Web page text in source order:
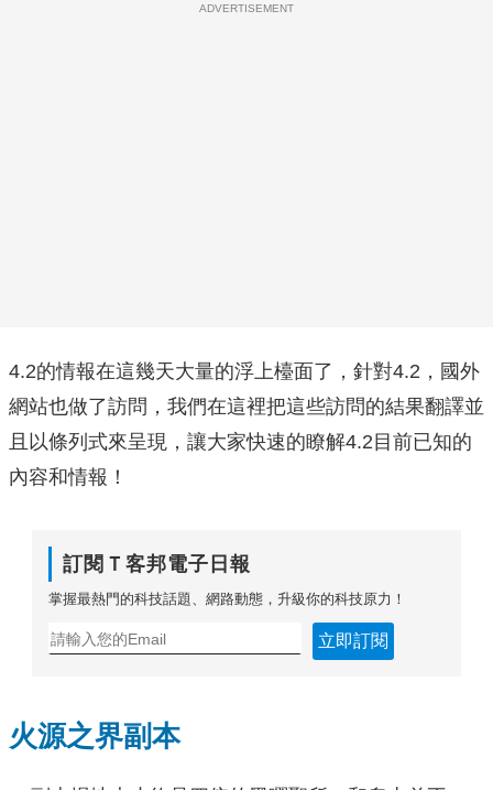
ADVERTISEMENT
4.2的情報在這幾天大量的浮上檯面了，針對4.2，國外
網站也做了訪問，我們在這裡把這些訪問的結果翻譯並
且以條列式來呈現，讓大家快速的瞭解4.2目前已知的
內容和情報！
訂閱Ｔ客邦電子日報
掌握最熱門的科技話題、網路動態，升級你的科技原力！
立即訂閱
火源之界副本